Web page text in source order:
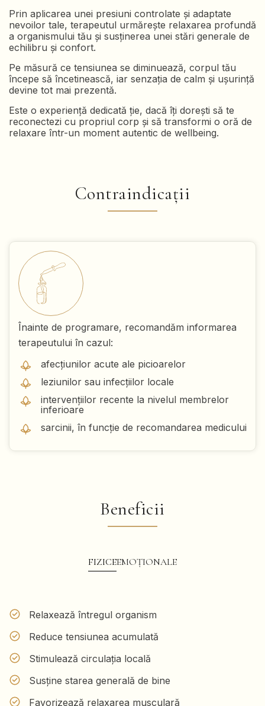
Prin aplicarea unei presiuni controlate și adaptate
nevoilor tale, terapeutul urmărește relaxarea profundă
a organismului tău și susținerea unei stări generale de
echilibru și confort.
Pe măsură ce tensiunea se diminuează, corpul tău
începe să încetinească, iar senzația de calm și ușurință
devine tot mai prezentă.
Este o experiență dedicată ție, dacă îți dorești să te
reconectezi cu propriul corp și să transformi o oră de
relaxare într-un moment autentic de wellbeing.
Contraindicații
Înainte de programare, recomandăm informarea
terapeutului în cazul:
afecțiunilor acute ale picioarelor
leziunilor sau infecțiilor locale
intervențiilor recente la nivelul membrelor
inferioare
sarcinii, în funcție de recomandarea medicului
Beneficii
FIZICEEMOȚIONALE
Relaxează întregul organism
Reduce tensiunea acumulată
Stimulează circulația locală
Susține starea generală de bine
Favorizează relaxarea musculară